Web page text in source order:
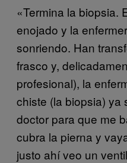
«Termina la biopsia.
enojado y la
sonriendo. Han
frasco y,
profesional), la
chiste (la biopsia) ya
doctor para que me
cubra la pierna y
justo ahí veo un